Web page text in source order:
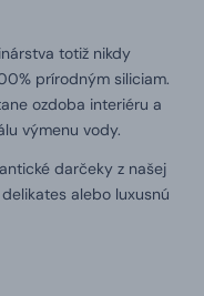
totiž nikdy
prírodným siliciam.
ozdoba interiéru a
výmenu vody.
darčeky z našej
alebo luxusnú